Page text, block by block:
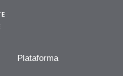
Plataforma